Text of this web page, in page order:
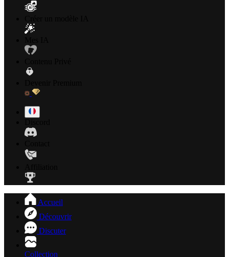
Accueil
Découvrir
Discuter
Collection